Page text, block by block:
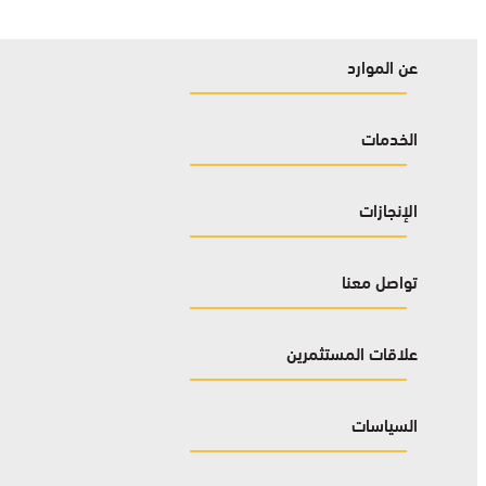
عن الموارد
الخدمات
الإنجازات
تواصل معنا
علاقات المستثمرين
السياسات